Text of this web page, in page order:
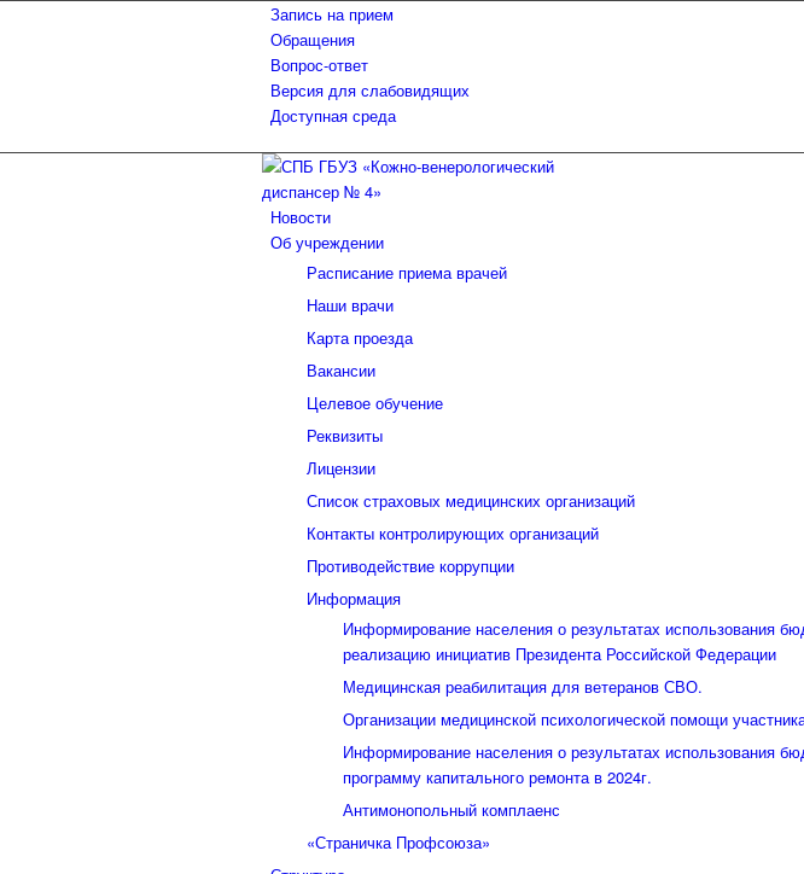
Запись на прием
Обращения
Вопрос-ответ
Версия для слабовидящих
Доступная среда
Новости
Об учреждении
Расписание приема врачей
Наши врачи
Карта проезда
Вакансии
Целевое обучение
Реквизиты
Лицензии
Список страховых медицинских организаций
Контакты контролирующих организаций
Противодействие коррупции
Информация
Информирование населения о результатах использования
реализацию инициатив Президента Российской Федерации
Медицинская реабилитация для ветеранов СВО.
Организации медицинской психологической помощи
Информирование населения о результатах использования
программу капитального ремонта в 2024г.
Антимонопольный комплаенс
«Страничка Профсоюза»